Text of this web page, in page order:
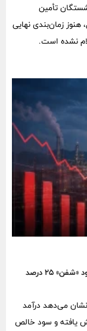
تأمین
با این حال، هنوز زمان‌بندی نهایی
نشده است.
افت ۳۶ درصدی فروش پتروشیمی فن آوران؛ چرا سود «شفن» ۲۵ درصد
می‌دهد درآمد
حدود ۱.۶۶ همت کاهش یافته و سود خالص